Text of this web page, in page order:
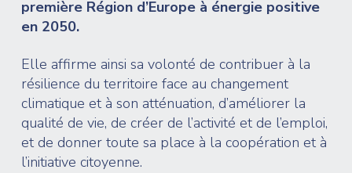
première Région d’Europe à énergie positive
en 2050.
Elle affirme ainsi sa volonté de contribuer à la
résilience du territoire face au changement
climatique et à son atténuation, d’améliorer la
qualité de vie, de créer de l’activité et de l’emploi,
et de donner toute sa place à la coopération et à
l’initiative citoyenne.